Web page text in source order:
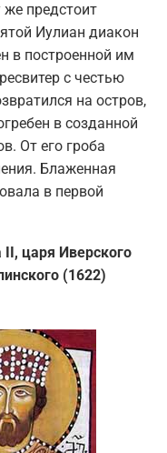
же предстоит
Иулиан диакон
в построенной им
с честью
на остров,
в созданной
От его гроба
Блаженная
в первой
царя Иверского
(1622)